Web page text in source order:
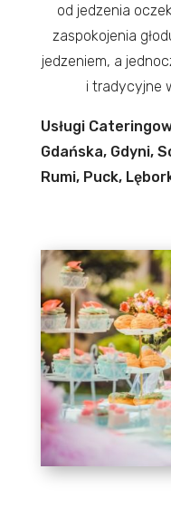
od jedzenia
zaspokojenia
jedzeniem, a
i tradycyjne
Usługi
Gdańska, Gdyni,
Rumi, Puck,